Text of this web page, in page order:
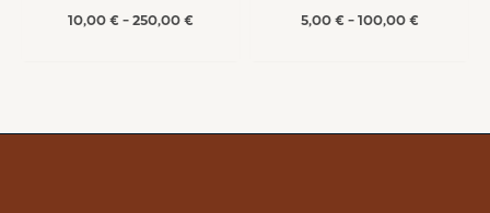
10,00€ –250,00€ 5,00€ –100,00€